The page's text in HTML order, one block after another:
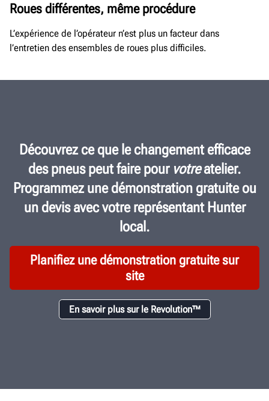
Roues différentes, même procédure
L’expérience de l’opérateur n’est plus un facteur dans
l’entretien des ensembles de roues plus difficiles.
Découvrez ce que le changement efficace
des pneus peut faire pour votreatelier.
Programmez une démonstration gratuite ou
un devis avec votre représentant Hunter
local.
Planifiez une démonstration gratuite sur
site
En savoir plus sur le Revolution™